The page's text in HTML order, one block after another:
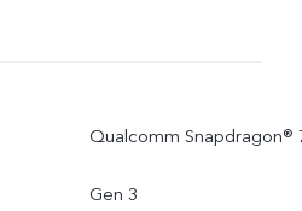
Qualcomm Snapdragon®
Gen 3